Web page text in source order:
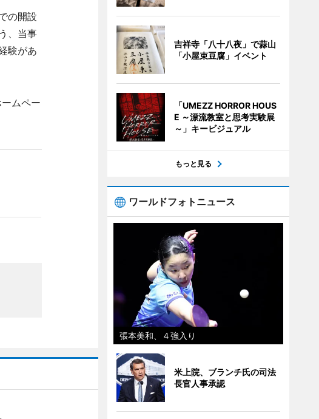
の開設
、当事
験があ
ムペー
吉祥寺「八十八夜」で蒜山
「小屋束豆腐」イベント
「UMEZZ HORROR HOUS
E ～漂流教室と思考実験展
～」キービジュアル
もっと見る
ワールドフォトニュース
張本美和、４強入り
米上院、ブランチ氏の司法
長官人事承認